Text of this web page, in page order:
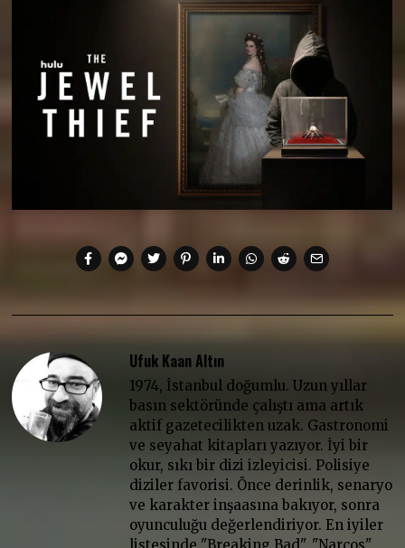
Ufuk Kaan Altın
1974, İstanbul doğumlu. Uzun yıllar
basın sektöründe çalıştı ama artık
aktif gazetecilikten uzak. Gastronomi
ve seyahat kitapları yazıyor. İyi bir
okur, sıkı bir dizi izleyicisi. Polisiye
diziler favorisi. Önce derinlik, senaryo
ve karakter inşaasına bakıyor, sonra
oyunculuğu değerlendiriyor. En iyiler